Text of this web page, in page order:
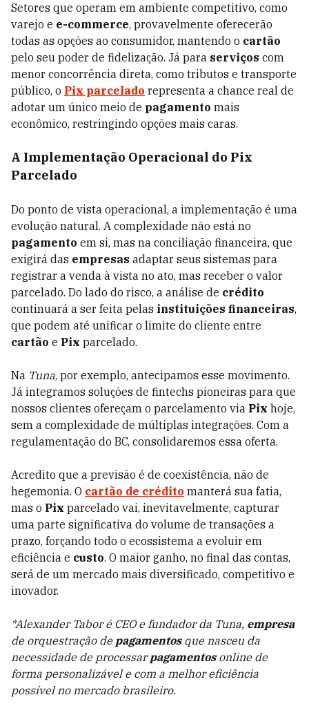
Setores que operam em ambiente competitivo, como
varejo e e-commerce, provavelmente oferecerão
todas as opções ao consumidor, mantendo o cartão
pelo seu poder de fidelização. Já para serviços com
menor concorrência direta, como tributos e transporte
público, o Pix parcelado representa a chance real de
adotar um único meio de pagamento mais
econômico, restringindo opções mais caras.
A Implementação Operacional do Pix
Parcelado
Do ponto de vista operacional, a implementação é uma
evolução natural. A complexidade não está no
pagamento em si, mas na conciliação financeira, que
exigirá das empresas adaptar seus sistemas para
registrar a venda à vista no ato, mas receber o valor
parcelado. Do lado do risco, a análise de crédito
continuará a ser feita pelas instituições financeiras,
que podem até unificar o limite do cliente entre
cartão e Pix parcelado.
Na Tuna, por exemplo, antecipamos esse movimento.
Já integramos soluções de fintechs pioneiras para que
nossos clientes ofereçam o parcelamento via Pix hoje,
sem a complexidade de múltiplas integrações. Com a
regulamentação do BC, consolidaremos essa oferta.
Acredito que a previsão é de coexistência, não de
hegemonia. O cartão de crédito manterá sua fatia,
mas o Pix parcelado vai, inevitavelmente, capturar
uma parte significativa do volume de transações a
prazo, forçando todo o ecossistema a evoluir em
eficiência e custo. O maior ganho, no final das contas,
será de um mercado mais diversificado, competitivo e
inovador.
*Alexander Tabor é CEO e fundador da Tuna, empresa
de orquestração de pagamentosque nasceu da
necessidade de processarpagamentosonline de
forma personalizável e com a melhor eficiência
possível no mercado brasileiro.